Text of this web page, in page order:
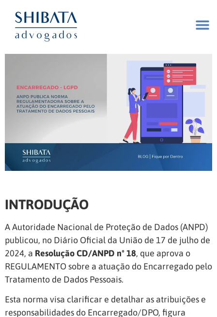
INTRODUÇÃO
A Autoridade Nacional de Proteção de Dados (ANPD)
publicou, no Diário Oficial da União de 17 de julho de
2024, a Resolução CD/ANPD nº 18, que aprova o
REGULAMENTO sobre a atuação do Encarregado pelo
Tratamento de Dados Pessoais.
Esta norma visa clarificar e detalhar as atribuições e
responsabilidades do Encarregado/DPO, figura